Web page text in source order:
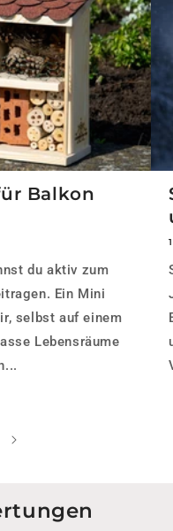
Balkon
du aktiv zum
Ein Mini
selbst auf einem
Lebensräume